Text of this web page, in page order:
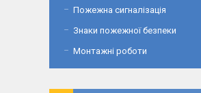
Пожежна сигналізація
Знаки пожежної безпеки
Монтажні роботи